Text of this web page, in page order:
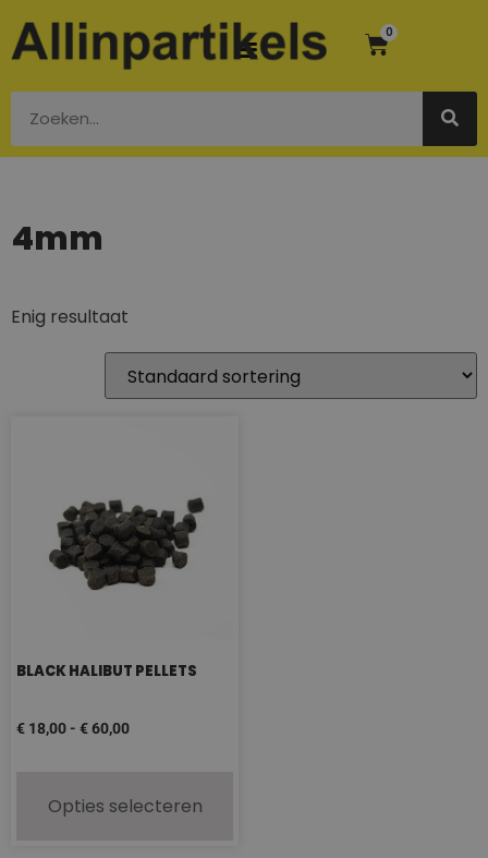
0
4mm
Enig resultaat
BLACK HALIBUT PELLETS
€ 18,00- €60,00
Opties selecteren